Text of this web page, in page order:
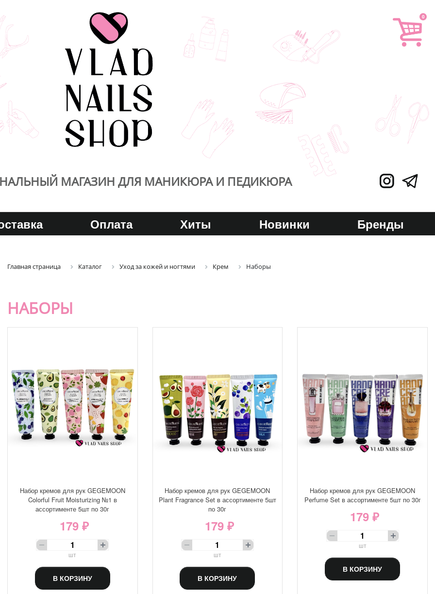
0
МАГАЗИН ДЛЯ МАНИКЮРА И ПЕДИКЮРА
Оплата Хиты Новинки Бренды
Главная страница Каталог Уход за кожей и ногтями Крем Наборы
НАБОРЫ
Набор кремов для рук GEGEMOON
Colorful Fruit Moisturizing №1 в
ассортименте 5шт по 30г
179 ₽
шт
В КОРЗИНУ
Набор кремов для рук GEGEMOON
Plant Fragrance Set в ассортименте 5шт
по 30г
179 ₽
шт
В КОРЗИНУ
Набор кремов для рук GEGEMOON
Perfume Set в ассортименте 5шт по 30г
179 ₽
шт
В КОРЗИНУ